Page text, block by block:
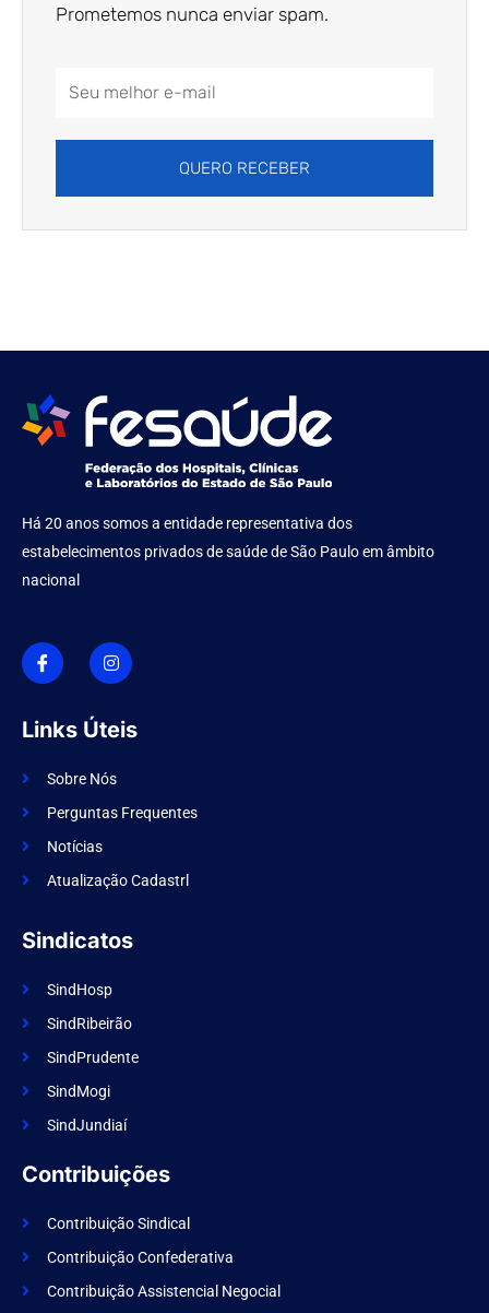
Prometemos nunca enviar spam.
QUERO RECEBER
Há 20 anos somos a entidade representativa dos
estabelecimentos privados de saúde de São Paulo em âmbito
nacional
I
c
o
n
f
a
e
o
k
I
n
s
t
g
r
m
Links Úteis
Sobre Nós
Perguntas Frequentes
Notícias
Atualização Cadastrl
Sindicatos
SindHosp
SindRibeirão
SindPrudente
SindMogi
SindJundiaí
Contribuições
Contribuição Sindical
Contribuição Confederativa
Contribuição Assistencial Negocial